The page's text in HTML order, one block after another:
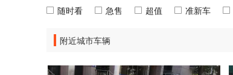
随时看 急售 超值 准新车
附近城市车辆